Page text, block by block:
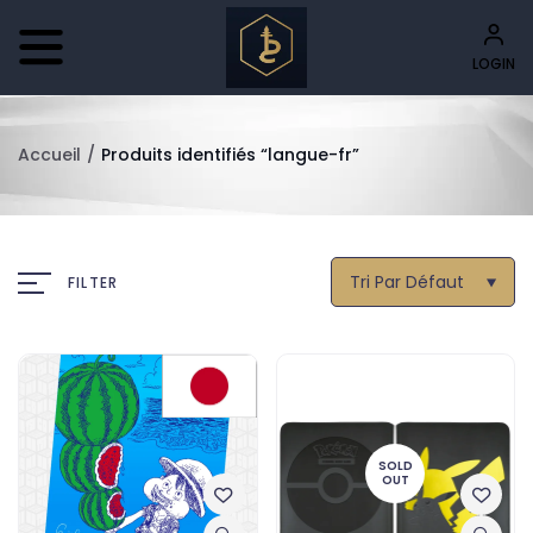
LOGIN
Accueil / Produits identifiés “langue-fr”
FILTER Tri Par Défaut
SOLD
OUT